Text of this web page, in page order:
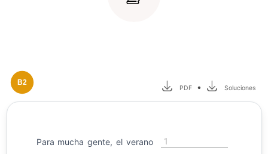
B2
PDF • Soluciones
Para mucha gente, el verano 1